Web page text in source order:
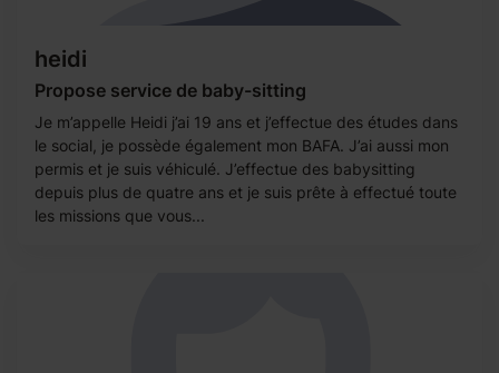
heidi
Propose service de baby-sitting
Je m’appelle Heidi j’ai 19 ans et j’effectue des études dans
le social, je possède également mon BAFA. J’ai aussi mon
permis et je suis véhiculé. J’effectue des babysitting
depuis plus de quatre ans et je suis prête à effectué toute
les missions que vous...